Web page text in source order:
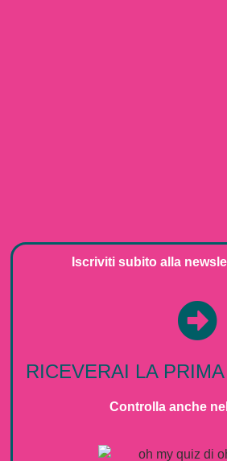
Iscriviti subito alla
RICEVERAI LA
Controlla anche